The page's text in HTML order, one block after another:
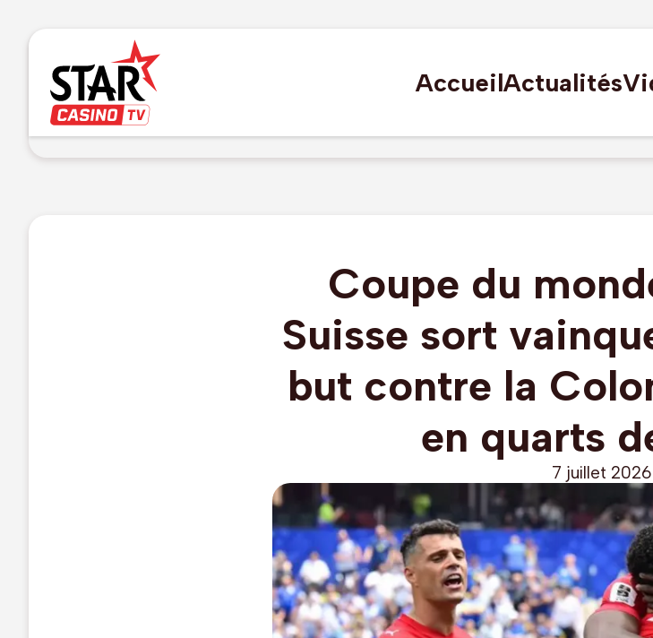
AccueilActualités
Coupe du
Suisse sort
but contre la
en quarts
7 juillet 2026